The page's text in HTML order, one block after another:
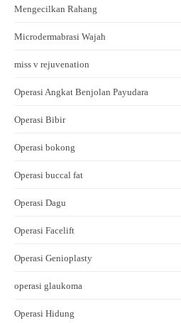
Mengecilkan Rahang
Microdermabrasi Wajah
miss v rejuvenation
Operasi Angkat Benjolan Payudara
Operasi Bibir
Operasi bokong
Operasi buccal fat
Operasi Dagu
Operasi Facelift
Operasi Genioplasty
operasi glaukoma
Operasi Hidung